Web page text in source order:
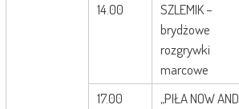
14.00
SZLEMIK –
brydżowe
rozgrywki
marcowe
17.00
„PIŁA NOW AND